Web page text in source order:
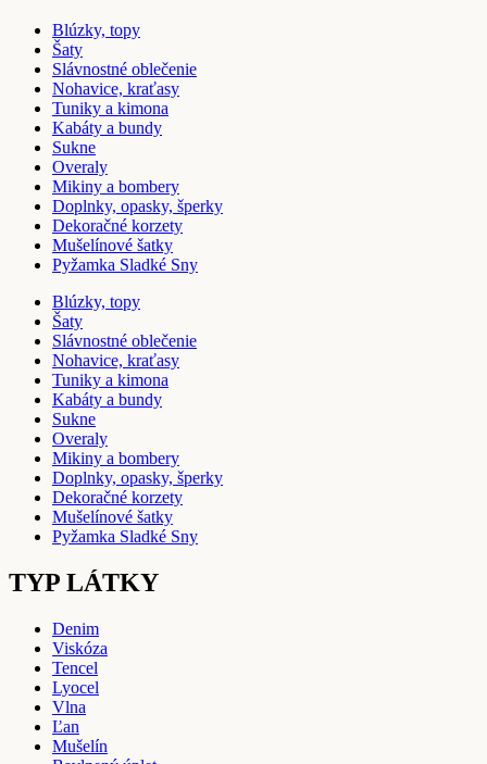
Blúzky, topy
Šaty
Slávnostné oblečenie
Nohavice, kraťasy
Tuniky a kimona
Kabáty a bundy
Sukne
Overaly
Mikiny a bombery
Doplnky, opasky, šperky
Dekoračné korzety
Mušelínové šatky
Pyžamka Sladké Sny
Blúzky, topy
Šaty
Slávnostné oblečenie
Nohavice, kraťasy
Tuniky a kimona
Kabáty a bundy
Sukne
Overaly
Mikiny a bombery
Doplnky, opasky, šperky
Dekoračné korzety
Mušelínové šatky
Pyžamka Sladké Sny
TYP LÁTKY
Denim
Viskóza
Tencel
Lyocel
Vlna
Ľan
Mušelín